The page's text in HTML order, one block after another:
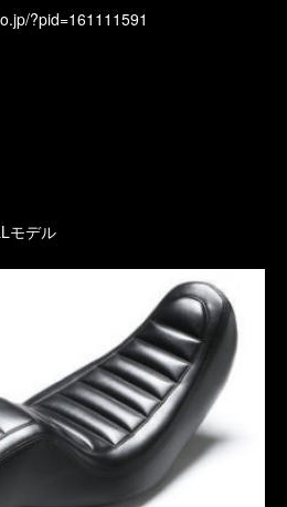
?pid=161111591
モデル